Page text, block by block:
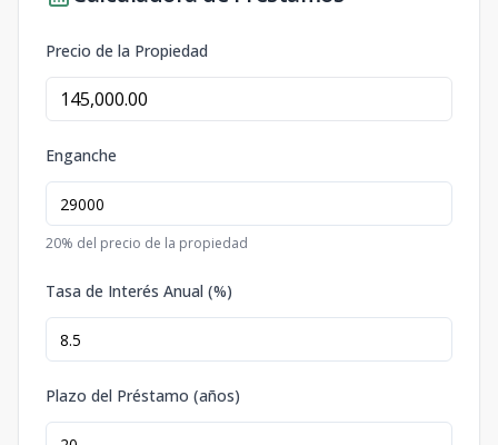
Precio de la Propiedad
Enganche
20% del precio de la propiedad
Tasa de Interés Anual (%)
Plazo del Préstamo (años)